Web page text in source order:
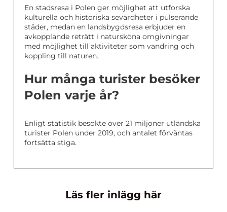
En stadsresa i Polen ger möjlighet att utforska
kulturella och historiska sevärdheter i pulserande
städer, medan en landsbygdsresa erbjuder en
avkopplande reträtt i natursköna omgivningar
med möjlighet till aktiviteter som vandring och
koppling till naturen.
Hur många turister besöker
Polen varje år?
Enligt statistik besökte över 21 miljoner utländska
turister Polen under 2019, och antalet förväntas
fortsätta stiga.
Läs fler inlägg här